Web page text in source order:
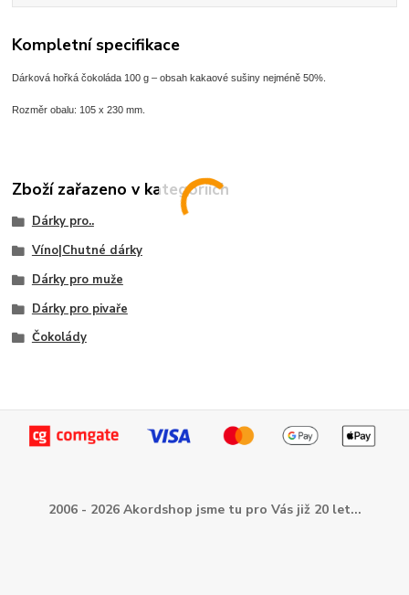
Kompletní specifikace
Dárková hořká čokoláda 100 g – obsah kakaové sušiny nejméně 50%.
Rozměr obalu: 105 x 230 mm.
Zboží zařazeno v kategoriích
Dárky pro..
Víno|Chutné dárky
Dárky pro muže
Dárky pro pivaře
Čokolády
2006 - 2026 Akordshop jsme tu pro Vás již 20 let...